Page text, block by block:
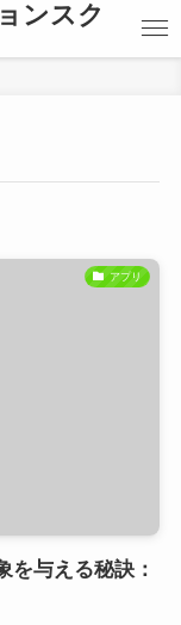
ンスク
アプリ
を与える秘訣：